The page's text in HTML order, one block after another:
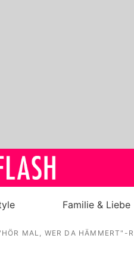
Familie & Liebe
MAL, WER DA HÄMMERT"-